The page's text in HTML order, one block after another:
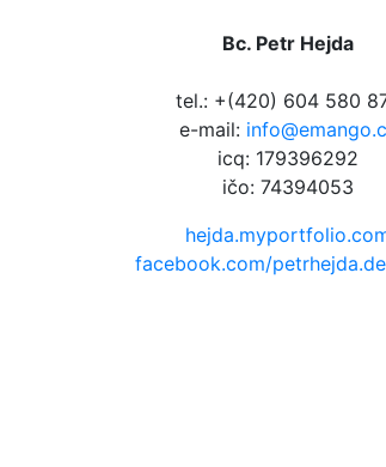
Bc. Petr Hejda
tel.: +(420) 604 580
e-mail:
icq: 179396292
ičo: 74394053
facebook.com/